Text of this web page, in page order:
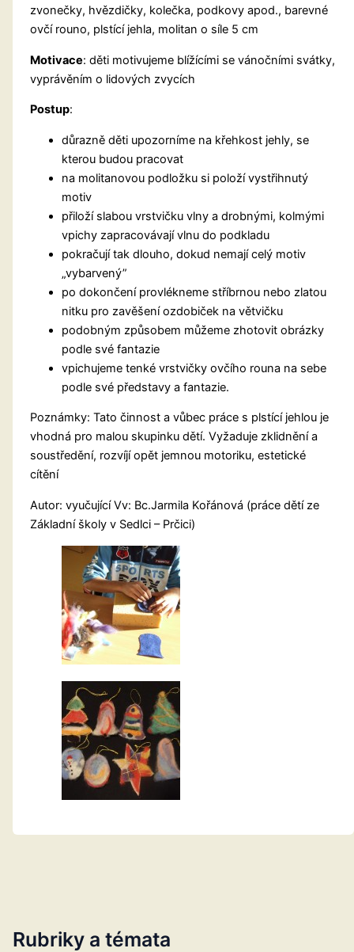
Rubriky a témata
zvonečky, hvězdičky, kolečka, podkovy apod., barevné
ovčí rouno, plstící jehla, molitan o síle 5 cm
Motivace: děti motivujeme blížícími se vánočními svátky,
vyprávěním o lidových zvycích
Postup:
důrazně děti upozorníme na křehkost jehly, se
kterou budou pracovat
na molitanovou podložku si položí vystřihnutý
motiv
přiloží slabou vrstvičku vlny a drobnými, kolmými
vpichy zapracovávají vlnu do podkladu
pokračují tak dlouho, dokud nemají celý motiv
„vybarvený”
po dokončení provlékneme stříbrnou nebo zlatou
nitku pro zavěšení ozdobiček na větvičku
podobným způsobem můžeme zhotovit obrázky
podle své fantazie
vpichujeme tenké vrstvičky ovčího rouna na sebe
podle své představy a fantazie.
Poznámky: Tato činnost a vůbec práce s plstící jehlou je
vhodná pro malou skupinku dětí. Vyžaduje zklidnění a
soustředění, rozvíjí opět jemnou motoriku, estetické
cítění
Autor: vyučující Vv: Bc.Jarmila Kořánová (práce dětí ze
Základní školy v Sedlci – Prčici)